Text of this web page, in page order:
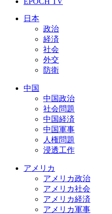
日本
政治
経済
社会
外交
防衛
中国
中国政治
社会問題
中国経済
中国軍事
人権問題
浸透工作
アメリカ
アメリカ政治
アメリカ社会
アメリカ経済
アメリカ軍事